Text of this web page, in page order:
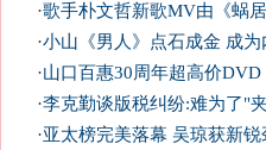
·歌手朴文哲新歌MV由《蜗
·小山《男人》点石成金 成
·山口百惠30周年超高价
·李克勤谈版税纠纷:难为了"
·亚太榜完美落幕 吴琼获新